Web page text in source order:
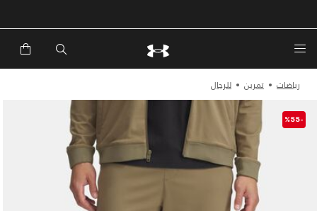
رياضات تمرين للرجال
-%55